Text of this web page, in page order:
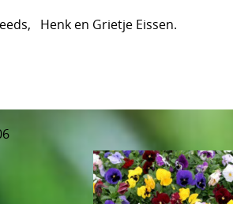
Henk en Grietje Eissen.